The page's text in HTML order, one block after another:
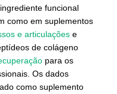
funcional
como em suplementos
e articulações e
de colágeno
para os
Os dados
como suplemento